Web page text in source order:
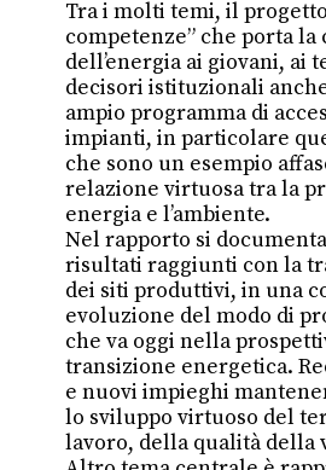
Tra i molti temi, il
competenze” che porta
dell’energia ai giovani, ai
decisori istituzionali
ampio programma di
impianti, in particolare
che sono un esempio
relazione virtuosa tra la
energia e l’ambiente.
Nel rapporto si
risultati raggiunti con la
dei siti produttivi, in una
evoluzione del modo di
che va oggi nella
transizione energetica.
e nuovi impieghi
lo sviluppo virtuoso del
lavoro, della qualità della